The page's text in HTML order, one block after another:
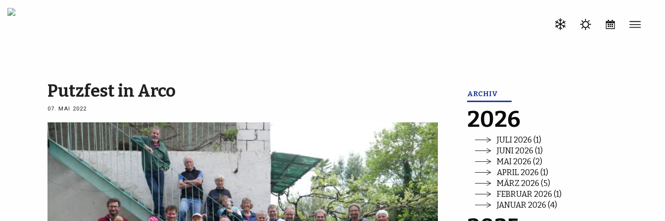
Putzfest in Arco
07. MAI 2022
ARCHIV
2026
JULI 2026 (1)
JUNI 2026 (1)
MAI 2026 (2)
APRIL 2026 (1)
MÄRZ 2026 (5)
FEBRUAR 2026 (1)
JANUAR 2026 (4)